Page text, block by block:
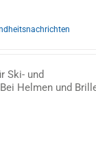
Ski- und
Helmen und